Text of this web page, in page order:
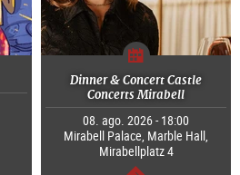
Dinner & Concert Castle
Concerts Mirabell
08. ago. 2026 - 18:00
Mirabell Palace, Marble Hall,
Mirabellplatz 4